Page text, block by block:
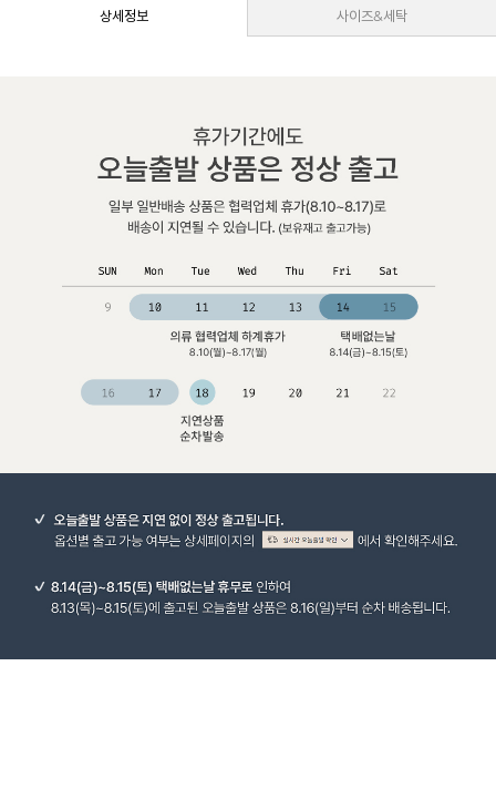
상세정보 사이즈&세탁